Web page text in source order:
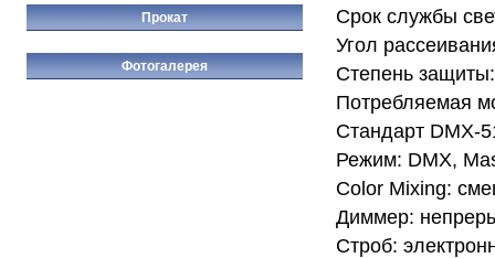
Срок службы
Угол
Степень
Потребляемая
Стандарт DMX-
Режим: DMX,
Color Mixing:
Диммер:
Строб:
Прокат
Фотогалерея